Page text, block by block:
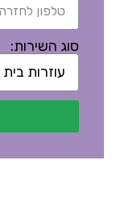
סוג השירות: